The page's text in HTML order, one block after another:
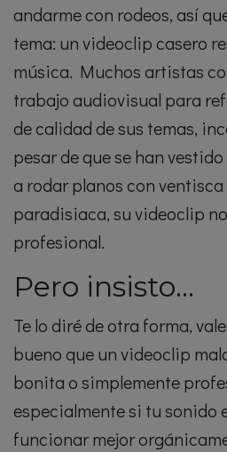
andarme con rodeos, así
tema: un videoclip casero
música. Muchos artistas
trabajo audiovisual para
de calidad de sus temas,
pesar de que se han
a rodar planos con
paradisiaca, su videoclip
profesional.
Pero insisto…
Te lo diré de otra forma,
bueno que un videoclip
bonita o simplemente
especialmente si tu sonido
funcionar mejor